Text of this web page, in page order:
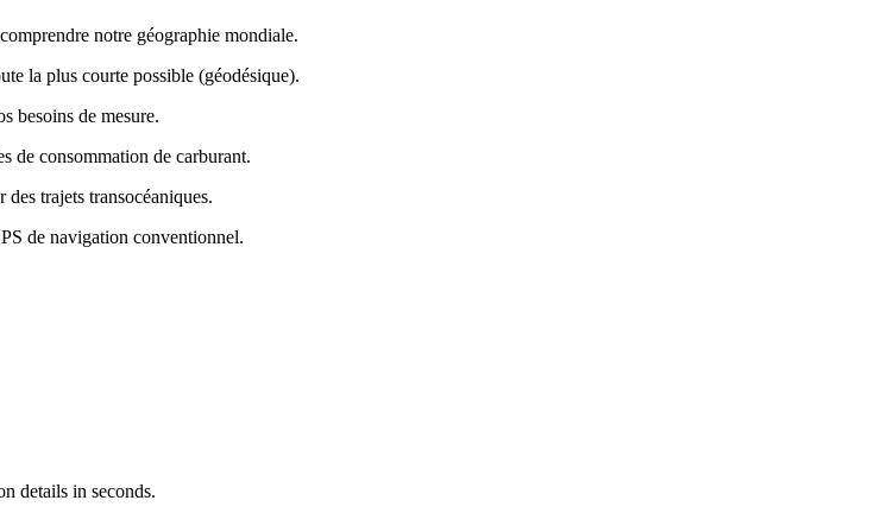
notre géographie mondiale.
la plus courte possible (géodésique).
besoins de mesure.
de consommation de carburant.
trajets transocéaniques.
de navigation conventionnel.
details in seconds.